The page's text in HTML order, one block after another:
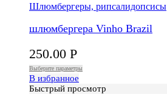
Шлюмбергеры, рипсалидопсисы
шлюмбергера Vinho Brazil
250.00 Р
Выберите параметры
В избранное
Быстрый просмотр